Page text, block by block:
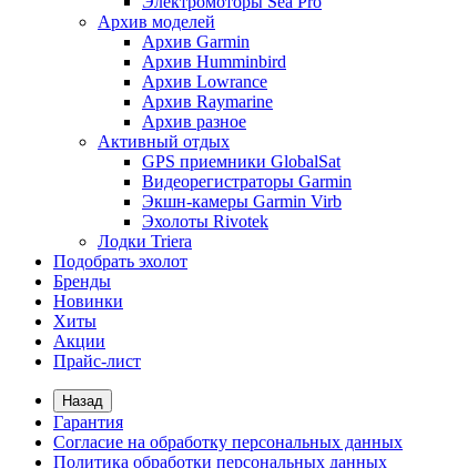
Архив моделей
Архив Garmin
Архив Humminbird
Архив Lowrance
Архив Raymarine
Архив разное
Активный отдых
GPS приемники GlobalSat
Видеорегистраторы Garmin
Экшн-камеры Garmin Virb
Эхолоты Rivotek
Лодки Triera
Подобрать эхолот
Бренды
Новинки
Хиты
Акции
Прайс-лист
Назад
Гарантия
Согласие на обработку персональных данных
Политика обработки персональных данных